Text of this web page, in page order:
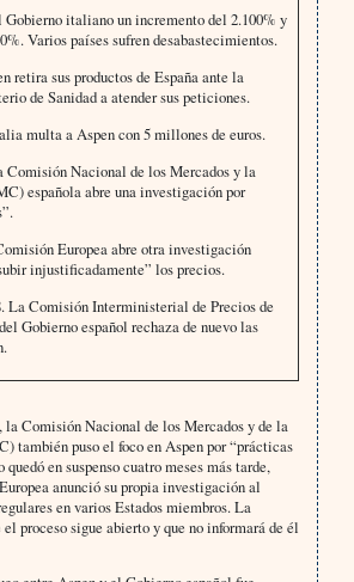
Gobierno italiano un incremento del 2.100% y
Varios países sufren desabastecimientos.
retira sus productos de España ante la
de Sanidad a atender sus peticiones.
multa a Aspen con 5 millones de euros.
Comisión Nacional de los Mercados y la
española abre una investigación por
Europea abre otra investigación
injustificadamente” los precios.
La Comisión Interministerial de Precios de
Gobierno español rechaza de nuevo las
la Comisión Nacional de los Mercados y de la
también puso el foco en Aspen por “prácticas
en suspenso cuatro meses más tarde,
anunció su propia investigación al
en varios Estados miembros. La
proceso sigue abierto y que no informará de él